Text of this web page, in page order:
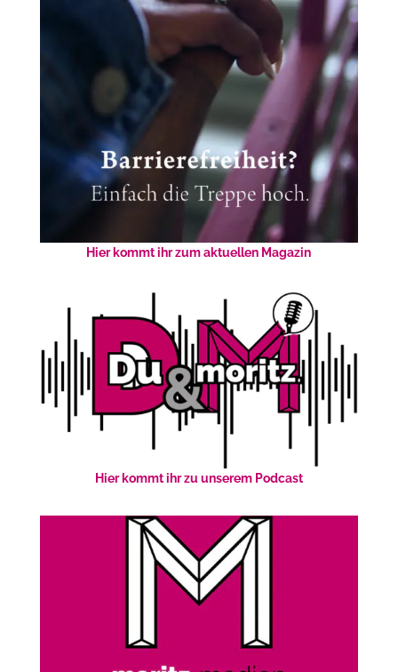
Hier kommt ihr zum aktuellen Magazin
Hier kommt ihr zu unserem Podcast